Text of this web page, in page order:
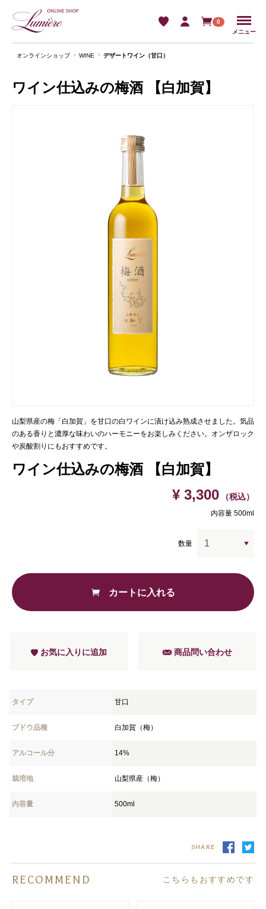
0
メニュー
オンラインショップ WINE デザートワイン（甘口）
ワイン仕込みの梅酒 【白加賀】
山梨県産の梅「白加賀」を甘口の白ワインに漬け込み熟成させました。気品
のある香りと濃厚な味わいのハーモニーをお楽しみください。オンザロック
や炭酸割りにもおすすめです。
ワイン仕込みの梅酒 【白加賀】
¥ 3,300
（税込）
内容量 500ml
数量
カートに入れる
お気に入りに追加 商品問い合わせ
タイプ 甘口
ブドウ品種 白加賀（梅）
アルコール分 14%
栽培地 山梨県産（梅）
内容量 500ml
SHARE
RECOMMEND こちらもおすすめです